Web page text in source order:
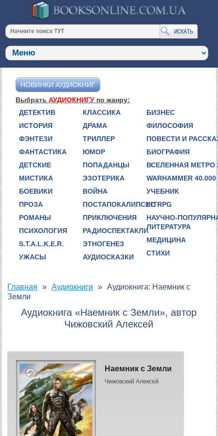
НОВИНКИ АУДИОКНИГ
ВыбратьАУДИОКНИГУ по жанру:
ДЕТЕКТИВ
ИСТОРИЯ
ФЭНТЕЗИ
ФАНТАСТИКА
ДЕТСКИЕ
МИСТИКА
БОЕВИКИ
ПРОЗА
РОМАНЫ
ПСИХОЛОГИЯ
S.T.A.L.K.E.R.
УЖАСЫ
КЛАССИКА
ДРАМА
ТРИЛЛЕР
ЮМОР
ПОПАДАНЦЫ
ЭЗОТЕРИКА
ВОЙНА
ПОСТАПОКАЛИПСИС
ПРИКЛЮЧЕНИЯ
РАДИОСПЕКТАКЛИ
ЭТНОГЕНЕЗ
АУДИОСКАЗКИ
БИЗНЕС
ФИЛОСОФИЯ
ПОВЕСТИ И
БИОГРАФИЯ
ВСЕЛЕННАЯ МЕТРО
WARHAMMER 40.000
УЧЕБНИК
LITRPG
НАУЧНО-
ЛИТЕРАТУРА
МЕДИЦИНА
СТИХИ
Главная Аудиокниги
Аудиокнига: Наемник с
Земли
Аудиокнига «Наемник с Земли», автор
Чижовский Алексей
Наемник с Земли
Чижовский Алексей